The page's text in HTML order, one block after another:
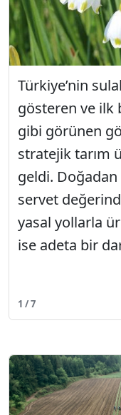
Türkiye’nin
gösteren ve ilk
gibi görünen
stratejik tarım
geldi. Doğadan
servet
yasal yollarla
ise adeta bir
1 / 7